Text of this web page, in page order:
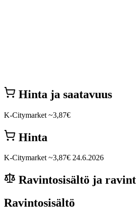
Hinta ja saatavuus
K-Citymarket ~3,87€
Hinta
K-Citymarket ~3,87€ 24.6.2026
Ravintosisältö ja
Ravintosisältö